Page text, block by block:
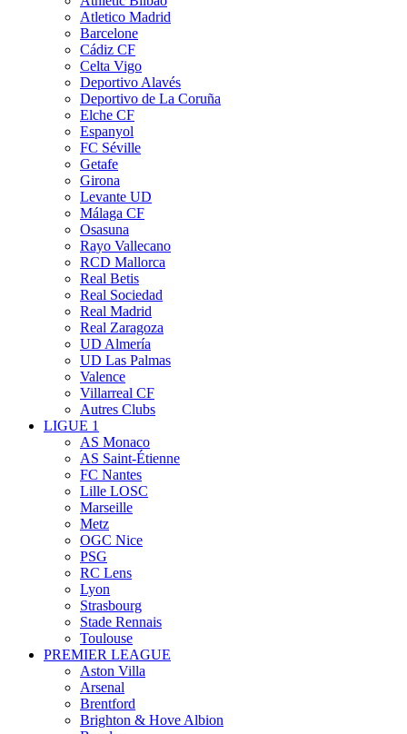
Atletico Madrid
Barcelone
Cádiz CF
Celta Vigo
Deportivo Alavés
Deportivo de La Coruña
Elche CF
Espanyol
FC Séville
Getafe
Girona
Levante UD
Málaga CF
Osasuna
Rayo Vallecano
RCD Mallorca
Real Betis
Real Sociedad
Real Madrid
Real Zaragoza
UD Almería
UD Las Palmas
Valence
Villarreal CF
Autres Clubs
LIGUE 1
AS Monaco
AS Saint-Étienne
FC Nantes
Lille LOSC
Marseille
Metz
OGC Nice
PSG
RC Lens
Lyon
Strasbourg
Stade Rennais
Toulouse
PREMIER LEAGUE
Aston Villa
Arsenal
Brentford
Brighton & Hove Albion